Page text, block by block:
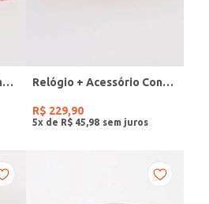
Relógio Condor Feminino DOURADO Relógio + Acessório Condor Feminino PRATA
R$ 229,90
5x de R$ 45 98